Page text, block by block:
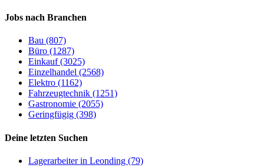
Jobs nach Branchen
Bau (807)
Büro (1287)
Einkauf (3025)
Einzelhandel (2568)
Elektro (1162)
Fahrzeugtechnik (1251)
Gastronomie (2055)
Geringfügig (398)
Deine letzten Suchen
Lagerarbeiter in Leonding (79)